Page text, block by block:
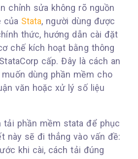
chỉnh sửa không rõ nguồn
của Stata, người dùng được
thức, hướng dẫn cài đặt
chế kích hoạt bằng thông
cấp. Đây là cách an
dùng phần mềm cho
văn hoặc xử lý số liệu
tải phần mềm stata để phục
này sẽ đi thẳng vào vấn đề:
khi cài, cách tải đúng